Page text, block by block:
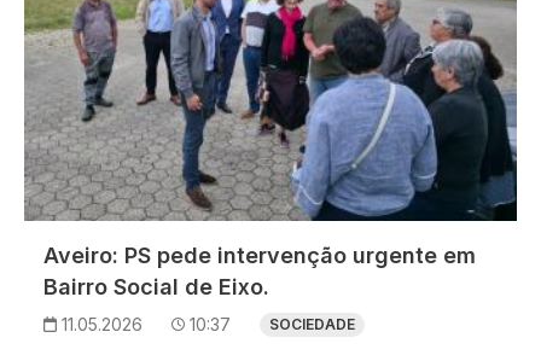
Aveiro: PS pede intervenção urgente em
Bairro Social de Eixo.
11.05.2026 10:37 SOCIEDADE